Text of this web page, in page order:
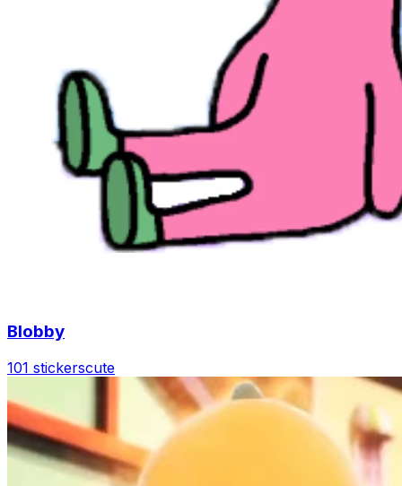
Blobby
101 stickerscute